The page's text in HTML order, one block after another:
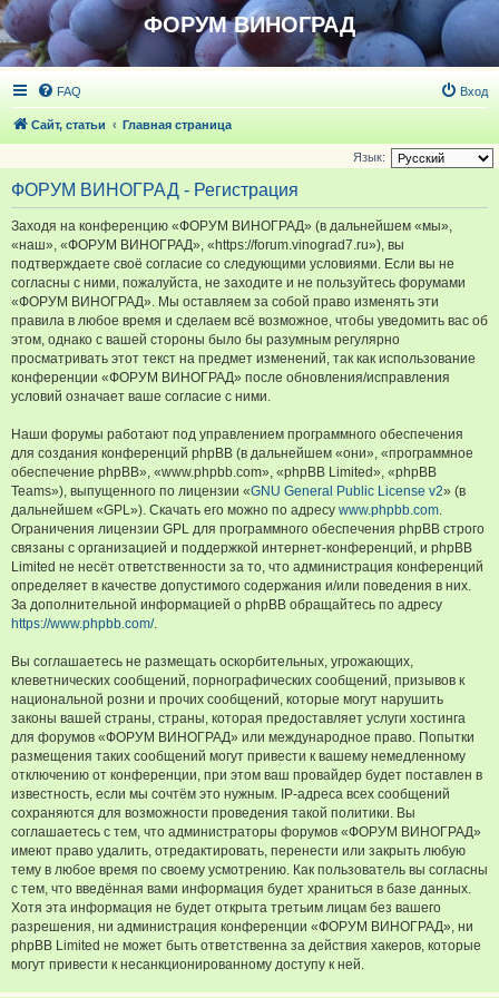
ФОРУМ ВИНОГРАД
FAQ Вход
Сайт, статьи Главная страница
Язык:
ФОРУМ ВИНОГРАД - Регистрация
Заходя на конференцию «ФОРУМ ВИНОГРАД» (в дальнейшем «мы»,
«наш», «ФОРУМ ВИНОГРАД», «https://forum.vinograd7.ru»), вы
подтверждаете своё согласие со следующими условиями. Если вы не
согласны с ними, пожалуйста, не заходите и не пользуйтесь форумами
«ФОРУМ ВИНОГРАД». Мы оставляем за собой право изменять эти
правила в любое время и сделаем всё возможное, чтобы уведомить вас об
этом, однако с вашей стороны было бы разумным регулярно
просматривать этот текст на предмет изменений, так как использование
конференции «ФОРУМ ВИНОГРАД» после обновления/исправления
условий означает ваше согласие с ними.
Наши форумы работают под управлением программного обеспечения
для создания конференций phpBB (в дальнейшем «они», «программное
обеспечение phpBB», «www.phpbb.com», «phpBB Limited», «phpBB
Teams»), выпущенного по лицензии «GNU General Public License v2» (в
дальнейшем «GPL»). Скачать его можно по адресу www.phpbb.com.
Ограничения лицензии GPL для программного обеспечения phpBB строго
связаны с организацией и поддержкой интернет-конференций, и phpBB
Limited не несёт ответственности за то, что администрация конференций
определяет в качестве допустимого содержания и/или поведения в них.
За дополнительной информацией о phpBB обращайтесь по адресу
https://www.phpbb.com/.
Вы соглашаетесь не размещать оскорбительных, угрожающих,
клеветнических сообщений, порнографических сообщений, призывов к
национальной розни и прочих сообщений, которые могут нарушить
законы вашей страны, страны, которая предоставляет услуги хостинга
для форумов «ФОРУМ ВИНОГРАД» или международное право. Попытки
размещения таких сообщений могут привести к вашему немедленному
отключению от конференции, при этом ваш провайдер будет поставлен в
известность, если мы сочтём это нужным. IP-адреса всех сообщений
сохраняются для возможности проведения такой политики. Вы
соглашаетесь с тем, что администраторы форумов «ФОРУМ ВИНОГРАД»
имеют право удалить, отредактировать, перенести или закрыть любую
тему в любое время по своему усмотрению. Как пользователь вы согласны
с тем, что введённая вами информация будет храниться в базе данных.
Хотя эта информация не будет открыта третьим лицам без вашего
разрешения, ни администрация конференции «ФОРУМ ВИНОГРАД», ни
phpBB Limited не может быть ответственна за действия хакеров, которые
могут привести к несанкционированному доступу к ней.